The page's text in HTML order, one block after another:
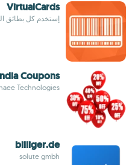
VirtualCards
إستخدم كل بطائق
Coupons
Technologies
billiger.de
solute gmbh